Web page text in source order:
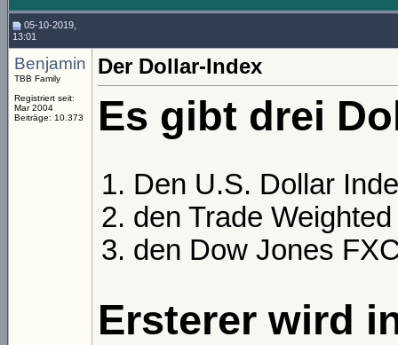
05-10-2019,
13:01
Benjamin
TBB Family
Registriert seit:
Mar 2004
Beiträge: 10.373
Der Dollar-Index
Es gibt drei
Den U.S. Dollar
den Trade
den Dow Jones
Ersterer wird